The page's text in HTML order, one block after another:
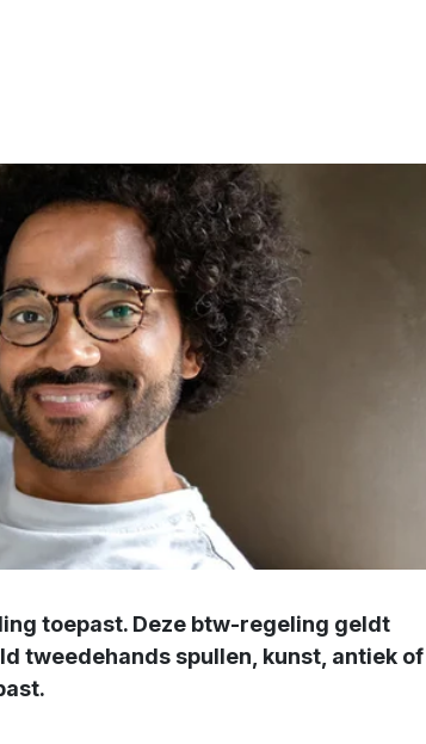
toepast. Deze btw-regeling geldt
tweedehands spullen, kunst, antiek of